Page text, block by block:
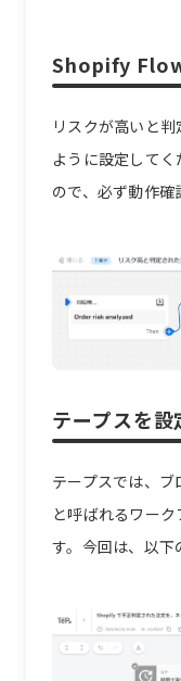
Shopify
リスクが高いと
ように設定して
ので、必ず動作確
テープスを設
テープスでは、ブ
と呼ばれるワー
す。今回は、以下